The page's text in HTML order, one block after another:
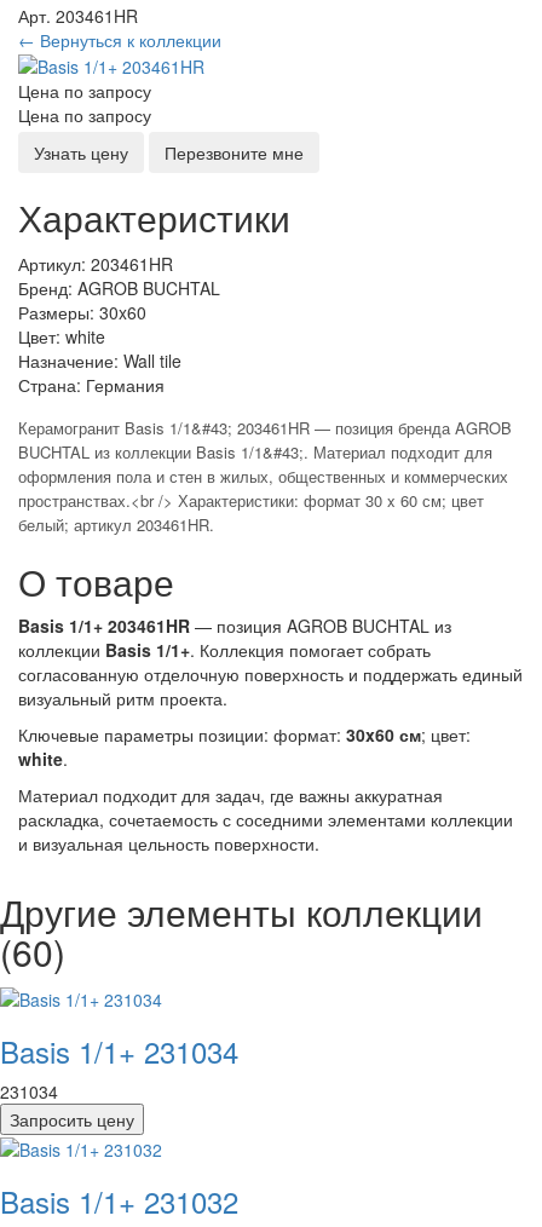
Арт. 203461HR
← Вернуться к коллекции
Цена по запросу
Цена по запросу
Узнать цену
Перезвоните мне
Характеристики
Артикул: 203461HR
Бренд: AGROB BUCHTAL
Размеры: 30x60
Цвет: white
Назначение: Wall tile
Страна: Германия
Керамогранит Basis 1/1&#43; 203461HR — позиция бренда AGROB
BUCHTAL из коллекции Basis 1/1&#43;. Материал подходит для
оформления пола и стен в жилых, общественных и коммерческих
пространствах.<br /> Характеристики: формат 30 x 60 см; цвет
белый; артикул 203461HR.
О товаре
Basis 1/1+ 203461HR — позиция AGROB BUCHTAL из
коллекции Basis 1/1+. Коллекция помогает собрать
согласованную отделочную поверхность и поддержать единый
визуальный ритм проекта.
Ключевые параметры позиции: формат: 30x60 см; цвет:
white.
Материал подходит для задач, где важны аккуратная
раскладка, сочетаемость с соседними элементами коллекции
и визуальная цельность поверхности.
Другие элементы коллекции
(60)
Basis 1/1+ 231034
231034
Запросить цену
Basis 1/1+ 231032